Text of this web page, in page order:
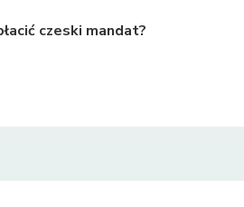
czeski mandat?